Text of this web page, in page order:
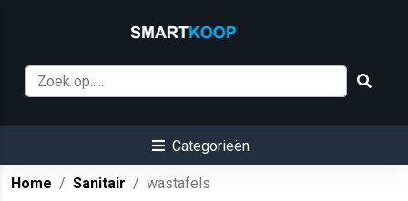
Categorieën
Home Sanitair wastafels